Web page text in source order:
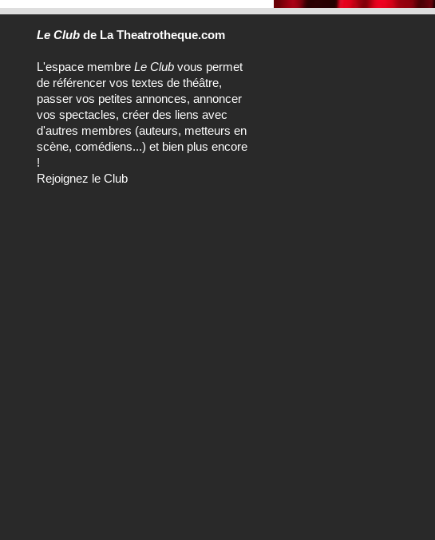
Le Club de La Theatrotheque.com
L'espace membreLe Club vous permet
de référencer vos textes de théâtre,
passer vos petites annonces, annoncer
vos spectacles, créer des liens avec
d'autres membres (auteurs, metteurs en
scène, comédiens...) et bien plus encore
!
Rejoignez le Club